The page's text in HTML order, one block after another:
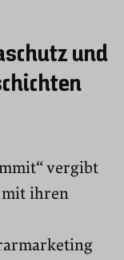
und
vergibt
mit ihren